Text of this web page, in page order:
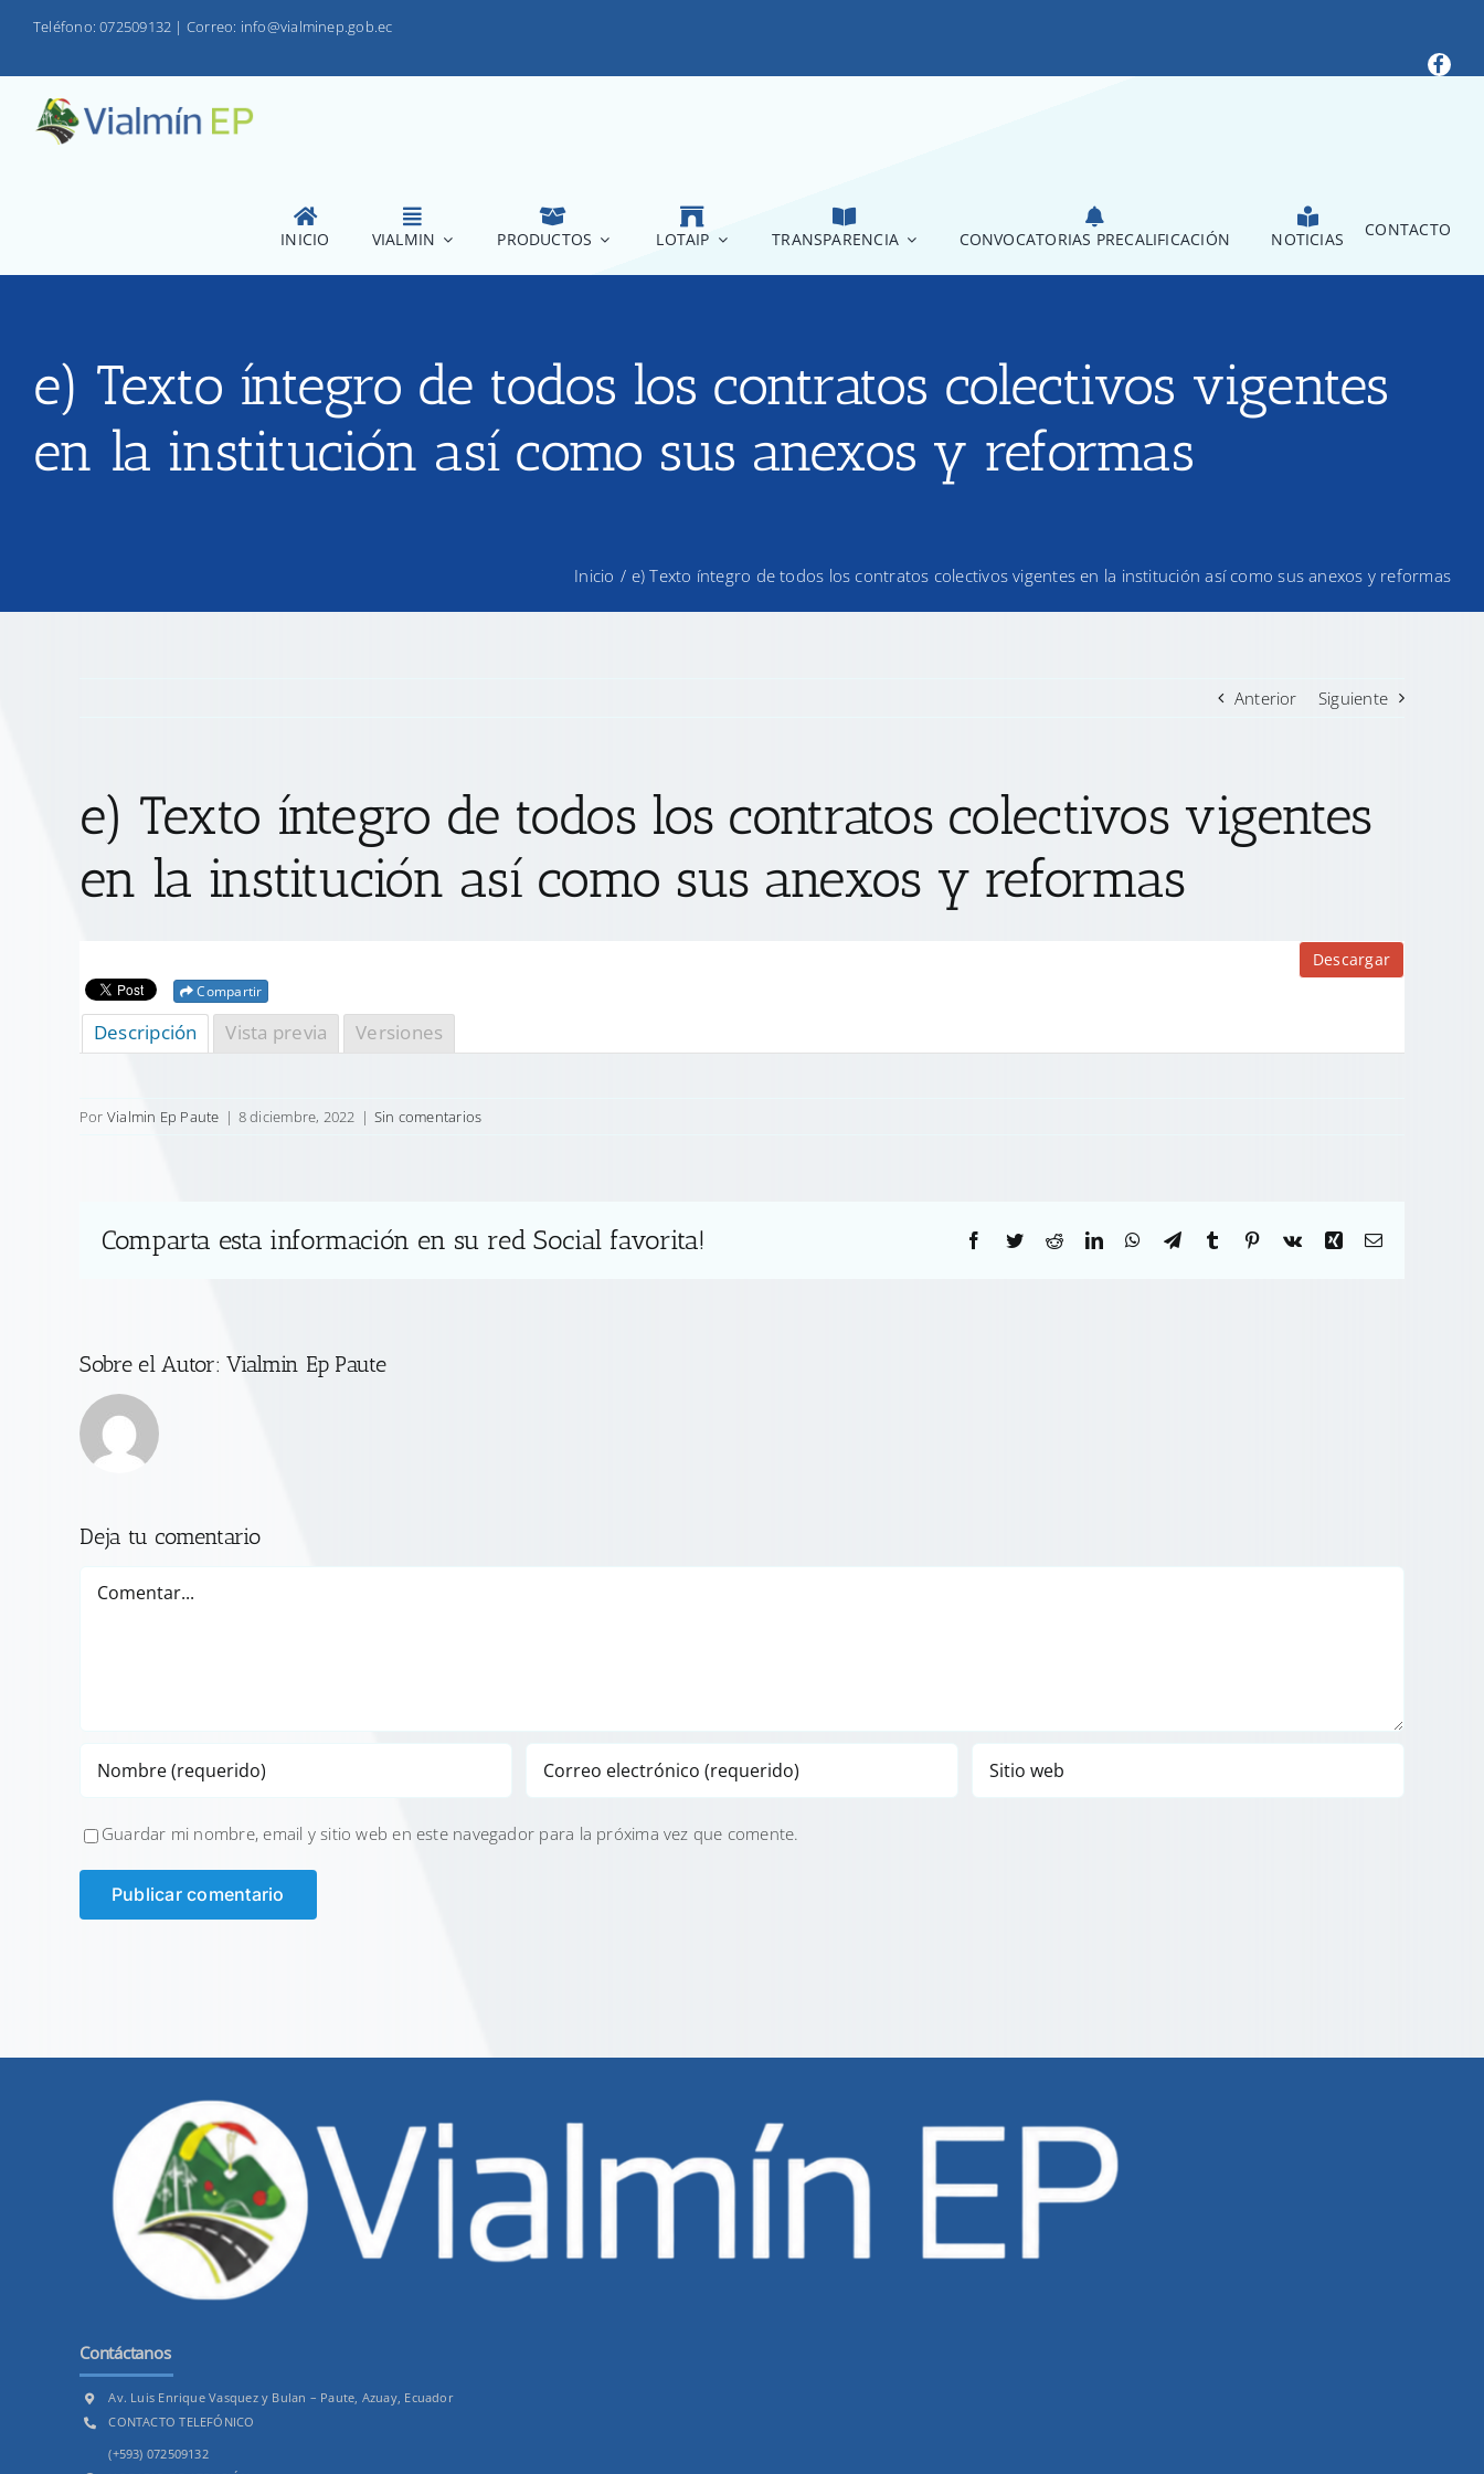
Teléfono: 072509132 | Correo: info@vialminep.gob.ec
INICIO VIALMIN PRODUCTOS LOTAIP TRANSPARENCIA CONVOCATORIAS PRECALIFICACIÓN NOTICIAS CONTACTO
e) Texto íntegro de todos los contratos colectivos vigentes
en la institución así como sus anexos y reformas
Inicio / e) Texto íntegro de todos los contratos colectivos vigentes en la institución así como sus anexos y reformas
Anterior Siguiente
e) Texto íntegro de todos los contratos colectivos vigentes
en la institución así como sus anexos y reformas
Descargar
Compartir
Descripción Vista previa Versiones
Por Vialmin Ep Paute | 8 diciembre, 2022 | Sin comentarios
Comparta esta información en su red Social favorita! Facebook
TwitterRedditLinkedInWhatsApp
TelegramTumblr Pinterest
Vk Xing Correo
Sobre el Autor:Vialmin Ep Paute
Deja tu comentario
Guardar mi nombre, email y sitio web en este navegador para la próxima vez que comente.
Contáctanos
Av. Luis Enrique Vasquez y Bulan – Paute, Azuay, Ecuador
CONTACTO TELEFÓNICO
(+593) 072509132